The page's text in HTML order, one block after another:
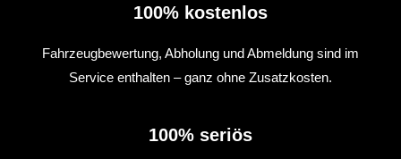
100% kostenlos
Fahrzeugbewertung, Abholung und Abmeldung sind im
Service enthalten – ganz ohne Zusatzkosten.
100% seriös